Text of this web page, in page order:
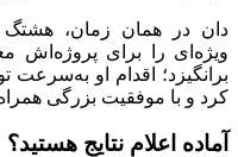
ویژه‌ای را برای پروژه‌اش
برانگیزد؛ اقدام او به‌سرعت
کرد و با موفقیت بزرگی
آماده اعلام نتایج هستید؟